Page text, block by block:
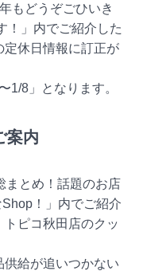
もどうぞごひいき
！」内でご紹介した
定休日情報に訂正が
1/8」となります。
案内
まとめ！話題のお店
！」内でご紹介
ピコ秋田店のクッ
給が追いつかない